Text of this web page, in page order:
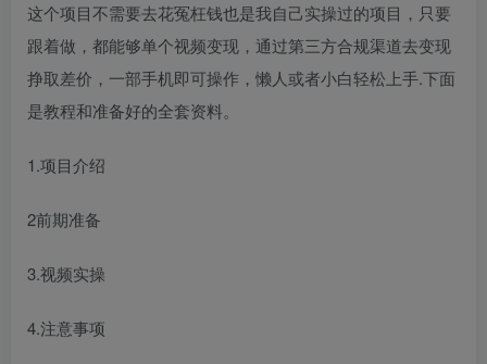
这个项目不需要去花冤枉钱也是我自己实操过的项目，只要
跟着做，都能够单个视频变现，通过第三方合规渠道去变现
挣取差价，一部手机即可操作，懒人或者小白轻松上手.下面
是教程和准备好的全套资料。
1.项目介绍
2前期准备
3.视频实操
4.注意事项